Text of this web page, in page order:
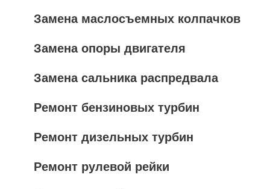
Замена маслосъемных колпачков
Замена опоры двигателя
Замена сальника распредвала
Ремонт бензиновых турбин
Ремонт дизельных турбин
Ремонт рулевой рейки